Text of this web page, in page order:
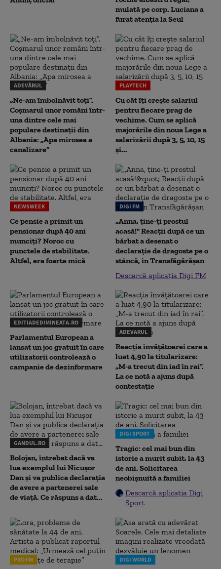
mulată pe corp. Luciana a
furat atenția la Seul
ADEVĂRUL
„Ne-am îmbolnăvit toți”.
Coșmarul unor români într-
una dintre cele mai
populare destinații din
Albania: „Apa mirosea a
canalizare”
PLAYTECH
Cu cât îți crește salariul
pentru fiecare prag de
vechime. Cum se aplică
majorările din noua Lege a
salarizării după 3, 5, 10, 15
și...
NEWSWEEK
Ce pensie a primit un
pensionar după 40 ani
munciți? Noroc cu
punctele de stabilitate.
Altfel, era foarte mică
DIGI FM
„Anna, ţine-ţi prostul
acasă!" Reacţii după ce un
bărbat a desenat o
declaraţie de dragoste pe o
stâncă, în Transfăgărăşan
Descarcă aplicația Digi FM
EDITIADEDIMINEATA.RO
Parlamentul European a
lansat un joc gratuit în care
utilizatorii controlează o
campanie de dezinformare
ADEVARUL
Reacția învățătoarei care a
luat 4,90 la titularizare:
„M-a trecut din iad în rai”.
La ce notă a ajuns după
contestație
GANDUL.RO
Bolojan, întrebat dacă va
lua exemplul lui Nicușor
Dan și va publica declarația
de avere a partenerei sale
de viață. Ce răspuns a dat...
DIGI SPORT
Tragic: cel mai bun din
istorie a murit subit, la 43
de ani. Solicitarea
neobișnuită a familiei
Descarcă aplicația Digi
Sport
PRO FM DIGI WORLD